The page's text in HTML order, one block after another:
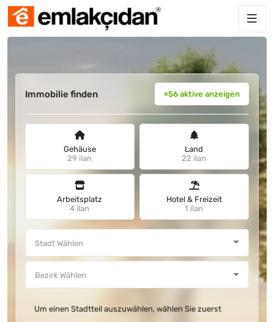
Immobilie finden 56 aktive anzeigen
Gehäuse
29 ilan
Land
22 ilan
Arbeitsplatz
4 ilan
Hotel & Freizeit
1 ilan
Um einen Stadtteil auszuwählen, wählen Sie zuerst